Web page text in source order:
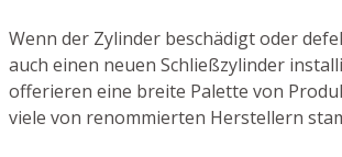
Wenn der Zylinder beschädigt oder
auch einen neuen Schließzylinder
offerieren eine breite Palette von
viele von renommierten Herstellern